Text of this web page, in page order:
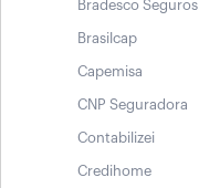
Bradesco Seguros
Brasilcap
Capemisa
CNP Seguradora
Contabilizei
Credihome